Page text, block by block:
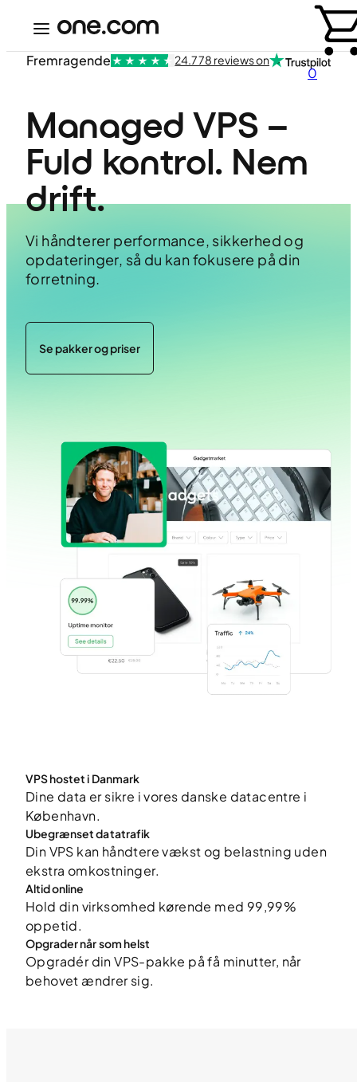
0
Fremragende 24.778 reviews on
Managed VPS –
Fuld kontrol. Nem
drift.
Vi håndterer performance, sikkerhed og
opdateringer, så du kan fokusere på din
forretning.
Se pakker og priser
VPS hostet i Danmark
Dine data er sikre i vores danske datacentre i
København.
Ubegrænset datatrafik
Din VPS kan håndtere vækst og belastning uden
ekstra omkostninger.
Altid online
Hold din virksomhed kørende med 99,99%
oppetid.
Opgrader når som helst
Opgradér din VPS-pakke på få minutter, når
behovet ændrer sig.